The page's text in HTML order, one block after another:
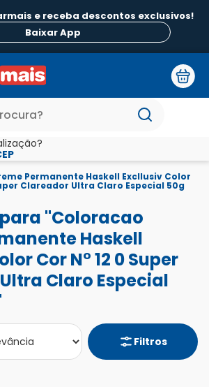
e receba descontos exclusivos!
Baixar App
Permanente Haskell Excllusiv Color
Clareador Ultra Claro Especial 50g
"Coloracao
Haskell
Cor N° 12 0 Super
Claro Especial
Filtros